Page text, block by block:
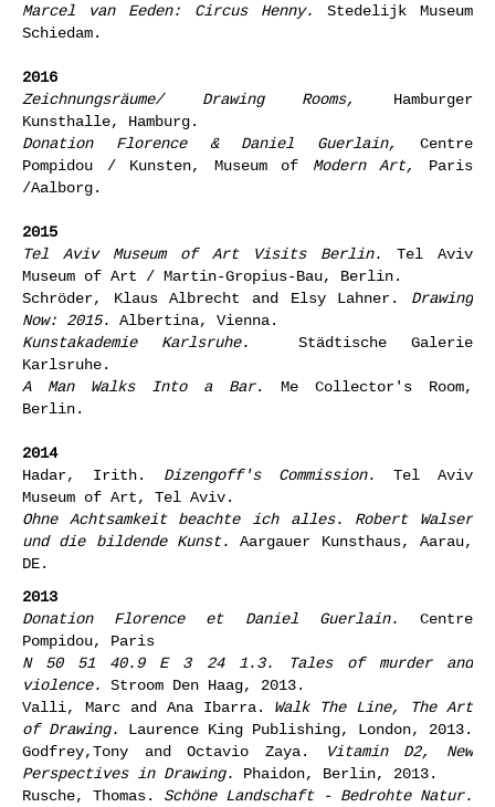
Marcel van Eeden: Circus Henny.
Stedelijk Museum
Schiedam.
2016
Zeichnungsräume/ Drawing Rooms,
Hamburger
Kunsthalle, Hamburg.
Donation Florence & Daniel Guerlain,
Centre
Pompidou / Kunsten, Museum of Modern Art,
Paris
/Aalborg.
2015
Tel Aviv Museum of Art Visits Berlin. Tel Aviv
Museum of Art / Martin-Gropius-Bau, Berlin.
Schröder, Klaus Albrecht and Elsy Lahner.
Drawing
Now: 2015. Albertina, Vienna.
Kunstakademie Karlsruhe.
Städtische Galerie
Karlsruhe.
A Man Walks Into a Bar. Me Collector's Room,
Berlin.
2014
Hadar, Irith.
Dizengoff's Commission. Tel Aviv
Museum of Art, Tel Aviv.
Ohne Achtsamkeit beachte ich alles. Robert Walser
und die bildende Kunst.Aargauer Kunsthaus, Aarau,
DE.
2013
Donation Florence et Daniel Guerlain. Centre
Pompidou, Paris
N 50 51 40.9 E 3 24 1.3. Tales of murder and
violence. Stroom Den Haag, 2013.
Valli, Marc and Ana Ibarra. Walk The Line, The Art
of Drawing.
Laurence King Publishing, London, 2013.
Godfrey,Tony and Octavio Zaya.
Vitamin D2, New
Perspectives in Drawing.
Phaidon, Berlin, 2013.
Rusche, Thomas.
Schöne Landschaft - Bedrohte Natur.